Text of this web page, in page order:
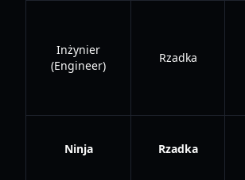
Inżynier
(Engineer)
Rzadka
Ninja Rzadka